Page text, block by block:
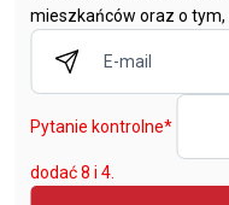
mieszkańców oraz o tym,
Pytanie kontrolne*
dodać 8 i 4.